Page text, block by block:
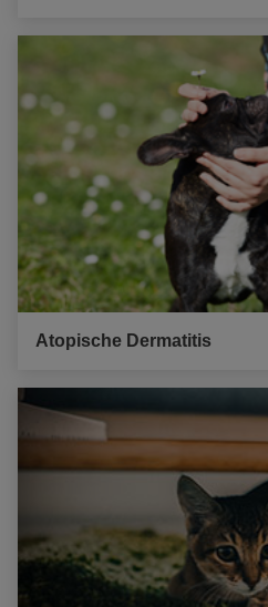
Atopische Dermatitis